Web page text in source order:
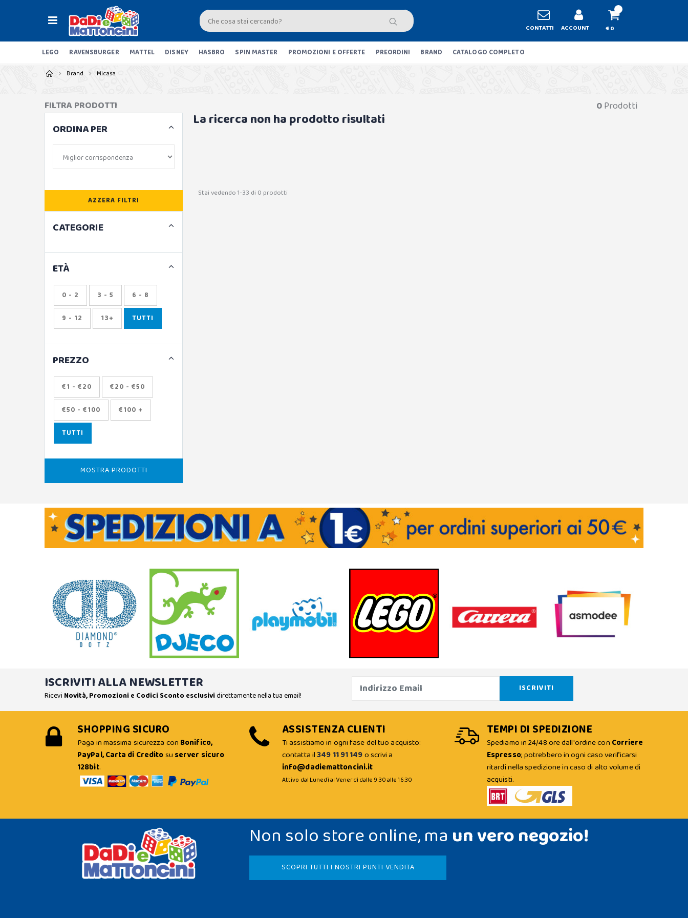
CONTATTI ACCOUNT € 0
LEGO RAVENSBURGER MATTEL DISNEY HASBRO SPIN MASTER PROMOZIONI E OFFERTE PREORDINI BRAND CATALOGO COMPLETO
Brand Micasa
0Prodotti
La ricerca non ha prodotto risultati
Stai vedendo 1-33 di 0 prodotti
FILTRA PRODOTTI
ORDINA PER
AZZERA FILTRI
CATEGORIE
ETÀ
0 - 2 3 - 5 6 - 8
9 - 12 13+ TUTTI
PREZZO
€1 - €20 €20 - €50
€50 - €100 €100 +
TUTTI
MOSTRA PRODOTTI
ISCRIVITI ALLA NEWSLETTER
Ricevi Novità, Promozioni e Codici Sconto esclusividirettamente nella tua email!
SHOPPING SICURO
Paga in massima sicurezza con Bonifico,
PayPal, Carta di Creditosu server sicuro
128bit.
ASSISTENZA CLIENTI
Ti assistiamo in ogni fase del tuo acquisto:
contatta il349 11 91 149o scrivi a
info@dadiemattoncini.it
Attivo dal Lunedì al Venerdì dalle 9:30 alle 16:30
TEMPI DI SPEDIZIONE
Spediamo in 24/48 ore dall'ordine con Corriere
Espresso; potrebbero in ogni caso verificarsi
ritardi nella spedizione in caso di alto volume di
acquisti.
Non solo store online, ma un vero negozio!
SCOPRI TUTTI I NOSTRI PUNTI VENDITA